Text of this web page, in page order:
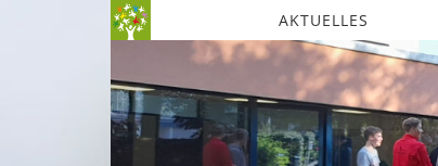
AKTUELLES